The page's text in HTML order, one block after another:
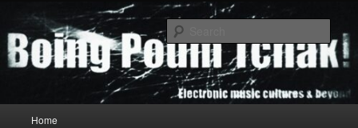
primary
content
secondary
contentBoing Poum Tchak!
Home